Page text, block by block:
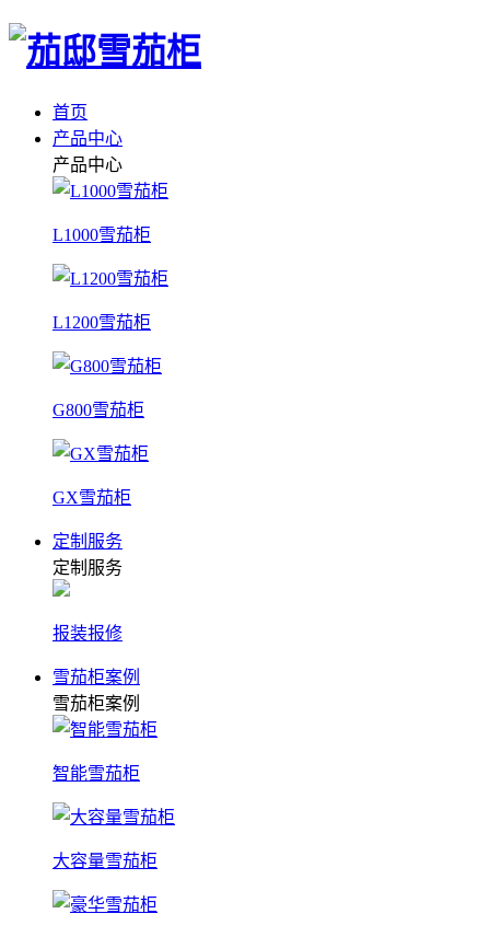
首页
产品中心
产品中心
L1000雪茄柜
L1200雪茄柜
G800雪茄柜
GX雪茄柜
定制服务
定制服务
报装报修
雪茄柜案例
雪茄柜案例
智能雪茄柜
大容量雪茄柜